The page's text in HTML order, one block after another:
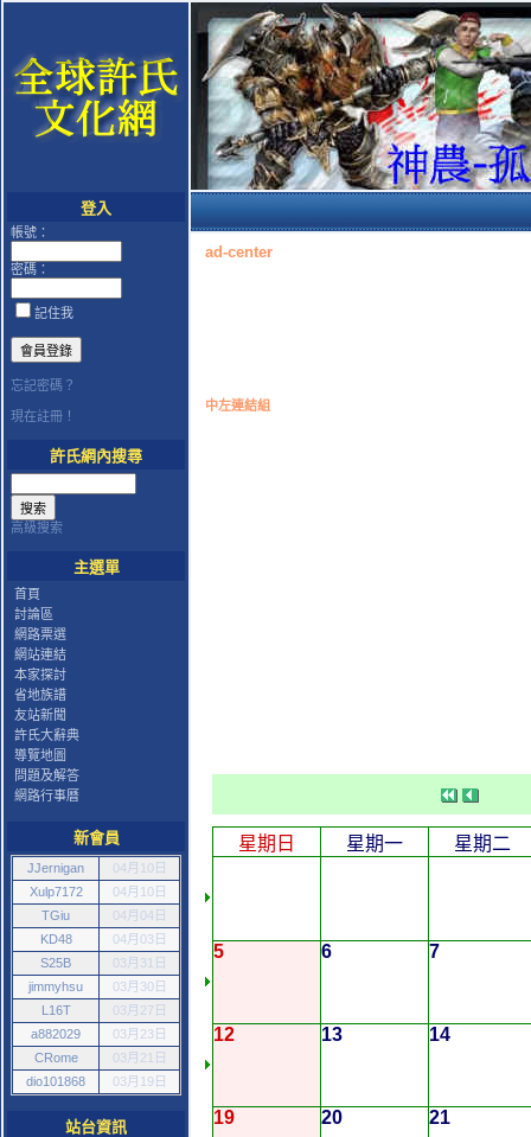
登入
帳號：
密碼：
記住我
忘記密碼？
現在註冊！
許氏網內搜尋
高級搜索
主選單
首頁
討論區
網路票選
網站連結
本家探討
省地族譜
友站新聞
許氏大辭典
導覽地圖
問題及解答
網路行事曆
新會員
JJernigan
04月10日
Xulp7172
04月10日
TGiu
04月04日
KD48
04月03日
S25B
03月31日
jimmyhsu
03月30日
L16T
03月27日
a882029
03月23日
CRome
03月21日
dio101868
03月19日
站台資訊
ad-center
中左連結組
星期日 星期一 星期二
5 6 7
12 13 14
19 20 21